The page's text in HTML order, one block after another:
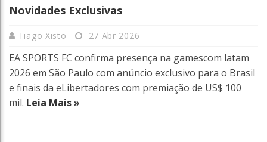
Novidades Exclusivas
Tiago Xisto 27 Abr 2026
EA SPORTS FC confirma presença na gamescom latam
2026 em São Paulo com anúncio exclusivo para o Brasil
e finais da eLibertadores com premiação de US$ 100
mil. Leia Mais »